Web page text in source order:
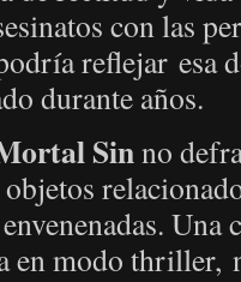
con las
reflejar esa
durante años.
Sinno
Una
en modo thriller,